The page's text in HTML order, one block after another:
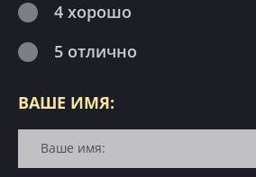
4 хорошо
5 отлично
ВАШЕ ИМЯ: